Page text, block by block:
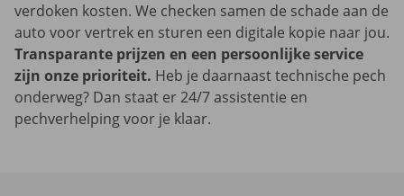
verdoken kosten. We checken samen de schade aan de
auto voor vertrek en sturen een digitale kopie naar jou.
Transparante prijzen en een persoonlijke service
zijn onze prioriteit. Heb je daarnaast technische pech
onderweg? Dan staat er 24/7 assistentie en
pechverhelping voor je klaar.